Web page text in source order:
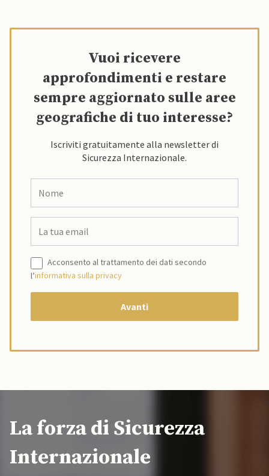
Vuoi ricevere
approfondimenti e restare
sempre aggiornato sulle aree
geografiche di tuo interesse?
Iscriviti gratuitamente alla newsletter di
Sicurezza Internazionale.
Acconsento al trattamento dei dati secondo
l’informativa sulla privacy
La forza di Sicurezza
Internazionale